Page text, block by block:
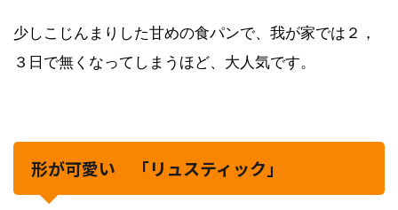
少しこじんまりした甘めの食パンで、我が家では２，
３日で無くなってしまうほど、大人気です。
形が可愛い 「リュスティック」